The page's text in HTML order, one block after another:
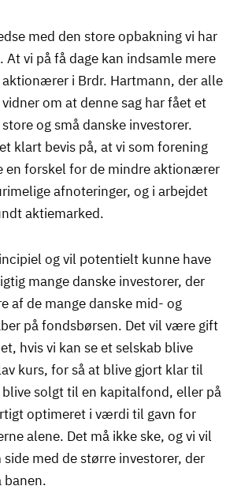
med den store opbakning vi har
At vi på få dage kan indsamle mere
i Brdr. Hartmann, der alle
om at denne sag har fået et
og små danske investorer.
klart bevis på, at vi som forening
en forskel for de mindre aktionærer
afnoteringer, og i arbejdet
aktiemarked.
og vil potentielt kunne have
mange danske investorer, der
af de mange danske mid- og
på fondsbørsen. Det vil være gift
hvis vi kan se et selskab blive
kurs, for så at blive gjort klar til
solgt til en kapitalfond, eller på
optimeret i værdi til gavn for
alene. Det må ikke ske, og vi vil
med de større investorer, der
banen.